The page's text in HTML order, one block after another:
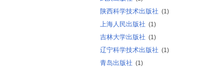
陕西科学技术出版社 (1)
上海人民出版社 (1)
吉林大学出版社 (1)
辽宁科学技术出版社 (1)
青岛出版社 (1)